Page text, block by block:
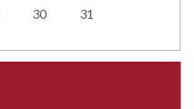
30 31